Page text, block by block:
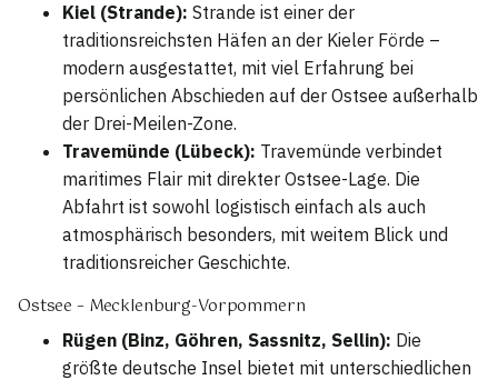
Kiel (Strande): Strande ist einer der
traditionsreichsten Häfen an der Kieler Förde –
modern ausgestattet, mit viel Erfahrung bei
persönlichen Abschieden auf der Ostsee außerhalb
der Drei-Meilen-Zone.
Travemünde (Lübeck): Travemünde verbindet
maritimes Flair mit direkter Ostsee-Lage. Die
Abfahrt ist sowohl logistisch einfach als auch
atmosphärisch besonders, mit weitem Blick und
traditionsreicher Geschichte.
Ostsee – Mecklenburg-Vorpommern
Rügen (Binz, Göhren, Sassnitz, Sellin): Die
größte deutsche Insel bietet mit unterschiedlichen